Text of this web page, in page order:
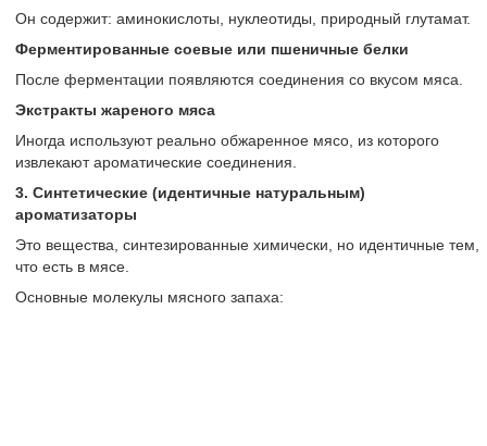
Он содержит: аминокислоты, нуклеотиды, природный глутамат.
Ферментированные соевые или пшеничные белки
После ферментации появляются соединения со вкусом мяса.
Экстракты жареного мяса
Иногда используют реально обжаренное мясо, из которого
извлекают ароматические соединения.
3. Синтетические (идентичные натуральным)
ароматизаторы
Это вещества, синтезированные химически, но идентичные тем,
что есть в мясе.
Основные молекулы мясного запаха: